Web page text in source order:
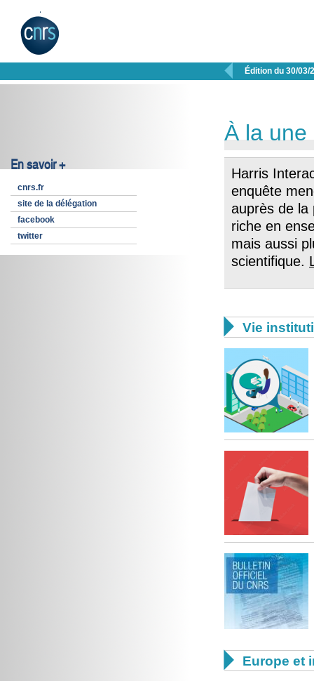
 Édition du 30/03/
En savoir +
cnrs.fr
site de la délégation
facebook
twitter
À la une
Harris
enquête
auprès de la
riche en
mais aussi
scientifique.
 Vie
 Europe et